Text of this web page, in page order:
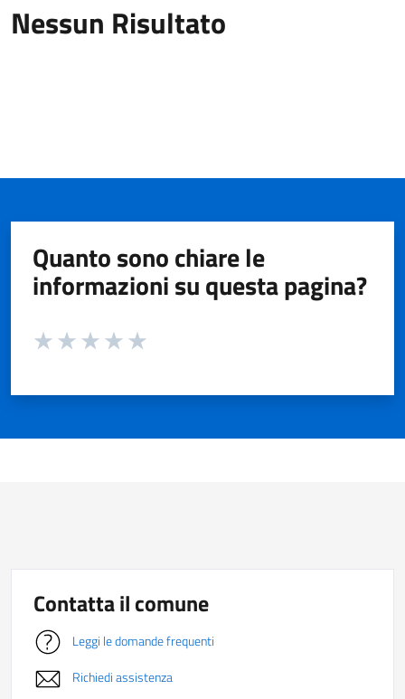
Nessun Risultato
Quanto sono chiare le
informazioni su questa pagina?
Valuta da 1 a 5 stelle la pagina
Contatta il comune
Leggi le domande frequenti
Richiedi assistenza